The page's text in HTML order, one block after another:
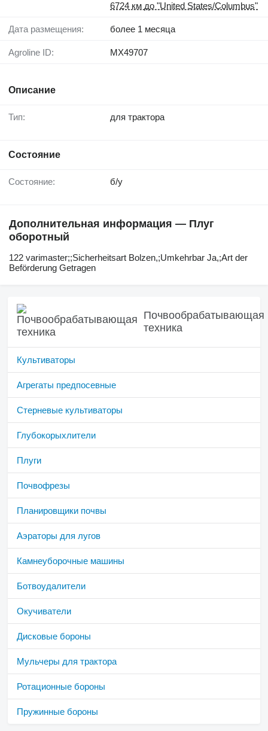
6724 км до "United States/Columbus"
Дата размещения: более 1 месяца
Agroline ID: MX49707
Описание
Тип: для трактора
Состояние
Состояние: б/у
Дополнительная информация — Плуг
оборотный
122 ​​​​​​​​​‌‌​​​​‌​​​​​​​​​‌‌‌​‌​‌​​​​​​​​​‌‌‌​‌​​​​​​​​​​​‌‌​‌‌‌‌​​​​​​​​​‌‌​‌‌​​​​​​​​​​​‌‌​‌​​‌​​​​​​​​​‌‌​‌‌‌​​​​​​​​​​‌‌​​‌​‌varimaster;;Sicherheitsart Bolzen,;Umkehrbar Ja,;Art der
Beförderung Getragen
Почвообрабатывающая
техника
Культиваторы
Агрегаты предпосевные
Стерневые культиваторы
Глубокорыхлители
Плуги
Почвофрезы
Планировщики почвы
Аэраторы для лугов
Камнеуборочные машины
Ботвоудалители
Окучиватели
Дисковые бороны
Мульчеры для трактора
Ротационные бороны
Пружинные бороны